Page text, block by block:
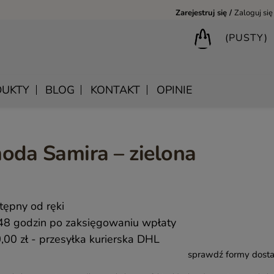
Zarejestruj się Zaloguj się
(PUSTY)
BIURKA DREWNIANE
LUSTRA DREWNIANE
SHANTI – DREWNIANE MEBLE RZEŹBIONE
MEBLE BOHO SKANDYNAWSKIE – DREWNIANE
MONSOON – MEBLE RZEŹBIONE BOHO NOWOCZESNE
SAHARA – MEBLE VINTAGE LOFT
SAFFRON – MEBLE INDYJSKIE I ORIENTALNE
BLOG KONTAKT OPINIE
Samira – zielona
od ręki
godzin po zaksięgowaniu wpłaty
zł - przesyłka kurierska DHL
sprawdź formy